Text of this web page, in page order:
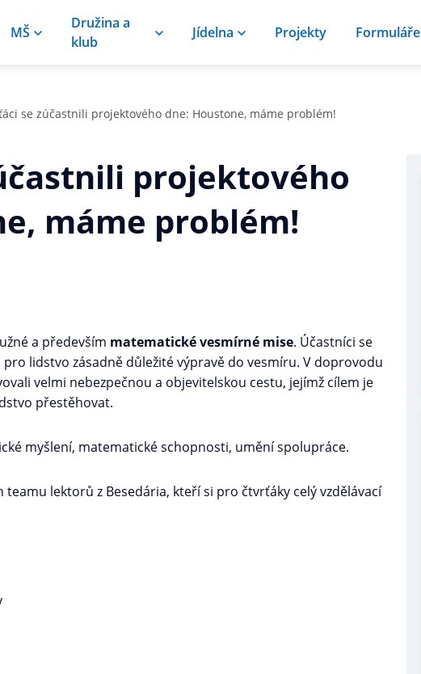
MŠ
Družina a
klub
Jídelna Projekty Formuláře
se zúčastnili projektového dne: Houstone, máme problém!
projektového
máme problém!
a především matematické vesmírné mise. Účastníci se
lidstvo zásadně důležité výpravě do vesmíru. V doprovodu
velmi nebezpečnou a objevitelskou cestu, jejímž cílem je
přestěhovat.
myšlení, matematické schopnosti, umění spolupráce.
lektorů z Besedária, kteří si pro čtvrťáky celý vzdělávací